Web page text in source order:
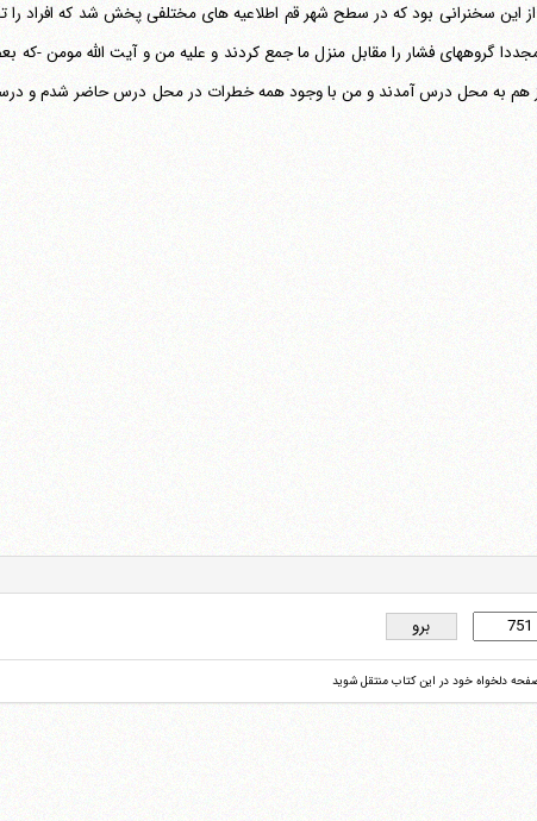
گروههای فشار را مقابل منزل ما جمع کردند و علیه من و آیت الله مومن -که
هم به محل درس آمدند و من با وجود همه خطرات در محل درس حاضر شدم و
دلخواه خود در این کتاب منتقل شوید